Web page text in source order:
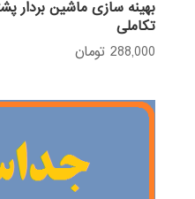
بهینه سازی ماشین بردار
تکاملی
288,000 تومان